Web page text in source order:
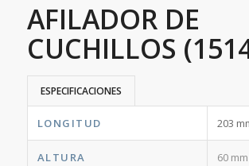
AFILADOR DE
CUCHILLOS
ESPECIFICACIONES
LONGITUD 203
ALTURA 60 mm